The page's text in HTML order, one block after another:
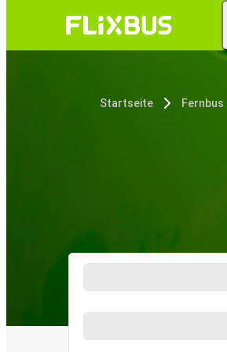
Startseite Fernbus